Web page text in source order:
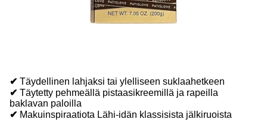
✔ Täydellinen lahjaksi tai ylelliseen suklaahetkeen
✔ Täytetty pehmeällä pistaasikreemillä ja rapeilla
baklavan paloilla
✔ Makuinspiraatiota Lähi-idän klassisista jälkiruoista